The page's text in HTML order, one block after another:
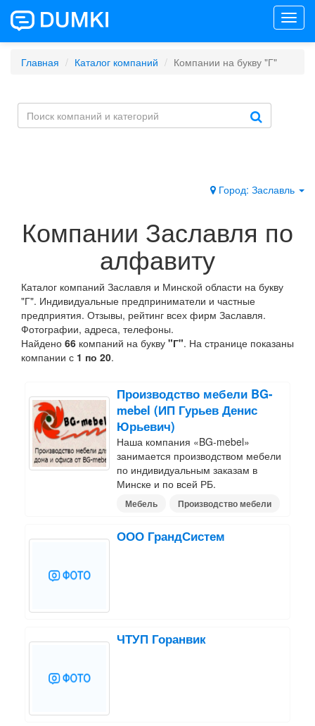
Главная Каталог компаний Компании на букву "Г"
Город: Заславль
Компании Заславля по
алфавиту
Каталог компаний Заславля и Минской области на букву
"Г". Индивидуальные предприниматели и частные
предприятия. Отзывы, рейтинг всех фирм Заславля.
Фотографии, адреса, телефоны.
Найдено 66 компаний на букву "Г". На странице показаны
компании с 1 по 20.
Производство мебели BG-
mebel (ИП Гурьев Денис
Юрьевич)
Наша компания «BG-mebel»
занимается производством мебели
по индивидуальным заказам в
Минске и по всей РБ.
Мебель Производство мебели
ООО ГрандСистем
ЧТУП Горанвик